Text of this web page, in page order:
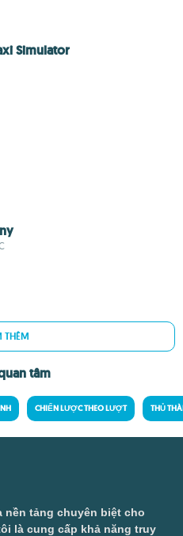
Simulator
THÊM
tâm
CHIẾN LƯỢC THEO LƯỢT THỦ
tảng chuyên biệt cho
là cung cấp khả năng truy